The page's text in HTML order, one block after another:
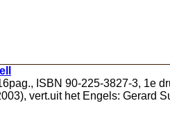
ISBN 90-225-3827-3, 1e
vert.uit het Engels: Gerard